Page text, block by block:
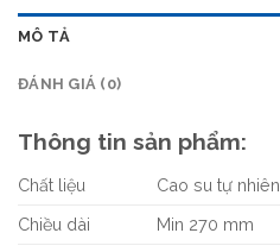
MÔ TẢ
ĐÁNH GIÁ (0)
Thông tin sản phẩm:
Chất liệu
Cao su tự nhiên
Chiều dài
Min 270 mm